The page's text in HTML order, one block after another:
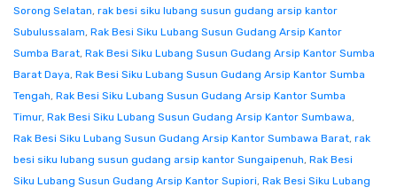
Sorong Selatan, rak besi siku lubang susun gudang arsip kantor
Subulussalam, Rak Besi Siku Lubang Susun Gudang Arsip Kantor
Sumba Barat, Rak Besi Siku Lubang Susun Gudang Arsip Kantor Sumba
Barat Daya, Rak Besi Siku Lubang Susun Gudang Arsip Kantor Sumba
Tengah, Rak Besi Siku Lubang Susun Gudang Arsip Kantor Sumba
Timur, Rak Besi Siku Lubang Susun Gudang Arsip Kantor Sumbawa,
Rak Besi Siku Lubang Susun Gudang Arsip Kantor Sumbawa Barat, rak
besi siku lubang susun gudang arsip kantor Sungaipenuh, Rak Besi
Siku Lubang Susun Gudang Arsip Kantor Supiori, Rak Besi Siku Lubang